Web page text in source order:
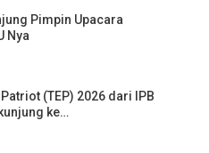
Pimpin Upacara
Nya
(TEP) 2026 dari IPB
ke…